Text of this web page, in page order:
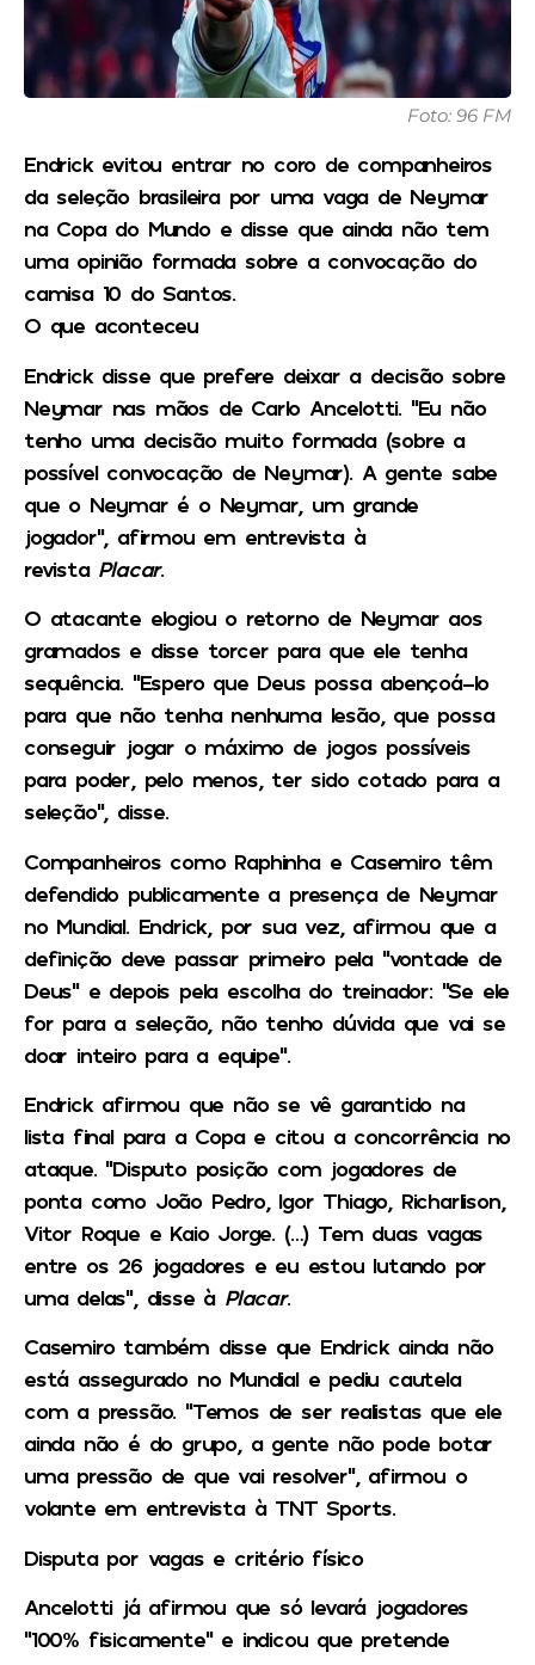
Foto: 96 FM
Endrick evitou entrar no coro de companheiros
da seleção brasileira por uma vaga de Neymar
na Copa do Mundo e disse que ainda não tem
uma opinião formada sobre a convocação do
camisa 10 do Santos.
O que aconteceu
Endrick disse que prefere deixar a decisão sobre
Neymar nas mãos de Carlo Ancelotti. “Eu não
tenho uma decisão muito formada (sobre a
possível convocação de Neymar). A gente sabe
que o Neymar é o Neymar, um grande
jogador”, afirmou em entrevista à
revista Placar.
O atacante elogiou o retorno de Neymar aos
gramados e disse torcer para que ele tenha
sequência. “Espero que Deus possa abençoá-lo
para que não tenha nenhuma lesão, que possa
conseguir jogar o máximo de jogos possíveis
para poder, pelo menos, ter sido cotado para a
seleção”, disse.
Companheiros como Raphinha e Casemiro têm
defendido publicamente a presença de Neymar
no Mundial. Endrick, por sua vez, afirmou que a
definição deve passar primeiro pela “vontade de
Deus” e depois pela escolha do treinador: “Se ele
for para a seleção, não tenho dúvida que vai se
doar inteiro para a equipe”.
Endrick afirmou que não se vê garantido na
lista final para a Copa e citou a concorrência no
ataque. “Disputo posição com jogadores de
ponta como João Pedro, Igor Thiago, Richarlison,
Vitor Roque e Kaio Jorge. (…) Tem duas vagas
entre os 26 jogadores e eu estou lutando por
uma delas”, disse à Placar.
Casemiro também disse que Endrick ainda não
está assegurado no Mundial e pediu cautela
com a pressão. “Temos de ser realistas que ele
ainda não é do grupo, a gente não pode botar
uma pressão de que vai resolver”, afirmou o
volante em entrevista à TNT Sports.
Disputa por vagas e critério físico
Ancelotti já afirmou que só levará jogadores
“100% fisicamente” e indicou que pretende